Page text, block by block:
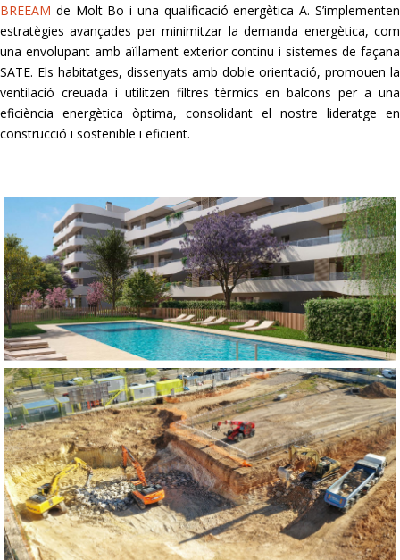
BREEAM de Molt Bo i una qualificació energètica A. S’implementen
estratègies avançades per minimitzar la demanda energètica, com
una envolupant amb aïllament exterior continu i sistemes de façana
SATE. Els habitatges, dissenyats amb doble orientació, promouen la
ventilació creuada i utilitzen filtres tèrmics en balcons per a una
eficiència energètica òptima, consolidant el nostre lideratge en
construcció i sostenible i eficient.